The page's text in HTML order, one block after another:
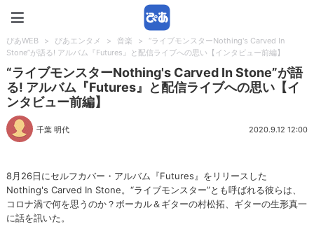
ぴあWEB > ぴあエンタメ > 音楽 >
“ライブモンスターNothing's Carved In
Stone”が語る! アルバム『Futures』と配信ライブへの思い【インタビュー前編】
“ライブモンスターNothing's Carved In Stone”が語
る! アルバム『Futures』と配信ライブへの思い【イ
ンタビュー前編】
千葉 明代 2020.9.12 12:00
8月26日にセルフカバー・アルバム『Futures』をリリースした
Nothing's Carved In Stone。“ライブモンスター”とも呼ばれる彼らは、
コロナ渦で何を思うのか？ボーカル＆ギターの村松拓、ギターの生形真一
に話を訊いた。